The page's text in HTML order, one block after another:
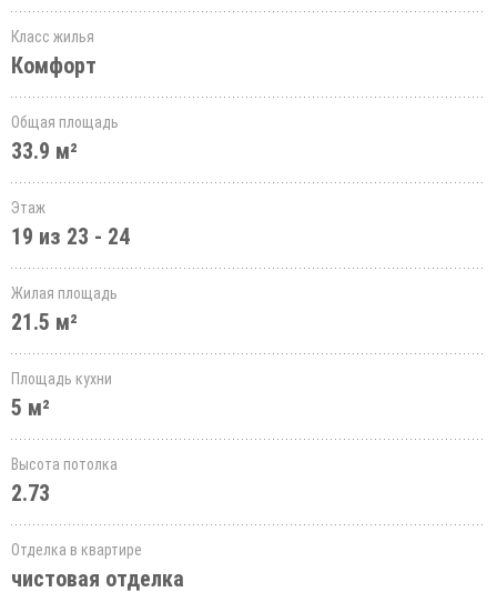
Класс жилья
Комфорт
Общая площадь
33.9 м²
Этаж
19 из 23 - 24
Жилая площадь
21.5 м²
Площадь кухни
5 м²
Высота потолка
2.73
Отделка в квартире
чистовая отделка